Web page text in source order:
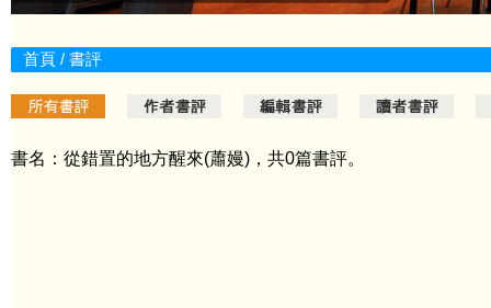
首頁 / 書評
書名：從錯置的地方醒來(蕭嫚)，共0篇書評。